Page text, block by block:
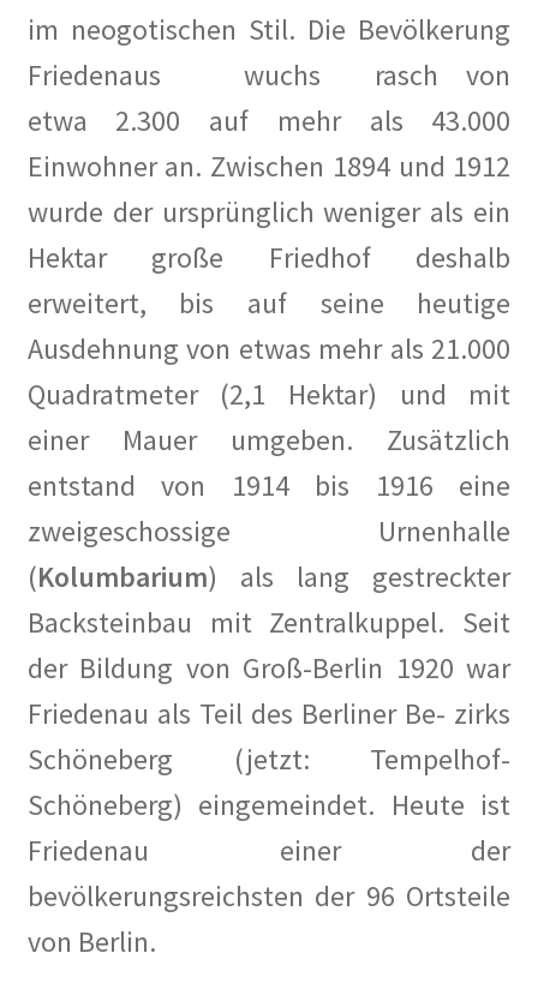
Paula Thiede. Von einer, die auszog, eine Gewerkschaft
anzuführen …
Walter Zadek
Wolfgang Leonhard
Der Verein
Jubiläum 2018
Mitglied werden
Mitglieder
MV 2025
Satzung des Künstlerkolonie Berlin e.V.
Spenden
Veranstaltungsplan 2024
Vorstand des Künstlerkolonie Berlin e.V.
im neogotischen Stil. Die Bevölkerung
Friedenaus wuchs rasch von
etwa 2.300 auf mehr als 43.000
Einwohner an. Zwischen 1894 und 1912
wurde der ursprünglich weniger als ein
Hektar große Friedhof deshalb
erweitert, bis auf seine heutige
Ausdehnung von etwas mehr als 21.000
Quadratmeter (2,1 Hektar) und mit
einer Mauer umgeben. Zusätzlich
entstand von 1914 bis 1916 eine
zweigeschossige Urnenhalle
(Kolumbarium) als lang gestreckter
Backsteinbau mit Zentralkuppel. Seit
der Bildung von Groß-Berlin 1920 war
Friedenau als Teil des Berliner Be- zirks
Schöneberg (jetzt: Tempelhof-
Schöneberg) eingemeindet. Heute ist
Friedenau einer der
bevölkerungsreichsten der 96 Ortsteile
von Berlin.